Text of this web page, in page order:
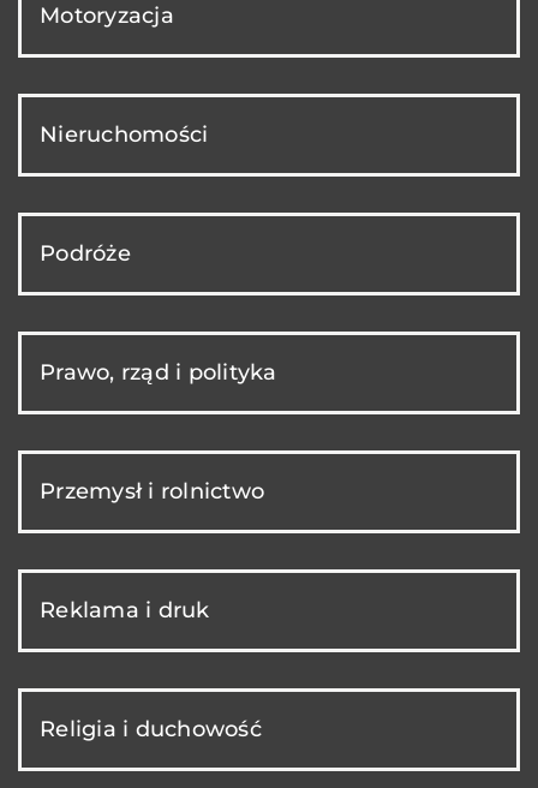
Motoryzacja
Nieruchomości
Podróże
Prawo, rząd i polityka
Przemysł i rolnictwo
Reklama i druk
Religia i duchowość